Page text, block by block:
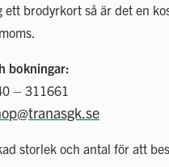
ett brodyrkort så är det en
bokningar:
– 311661
storlek och antal för att